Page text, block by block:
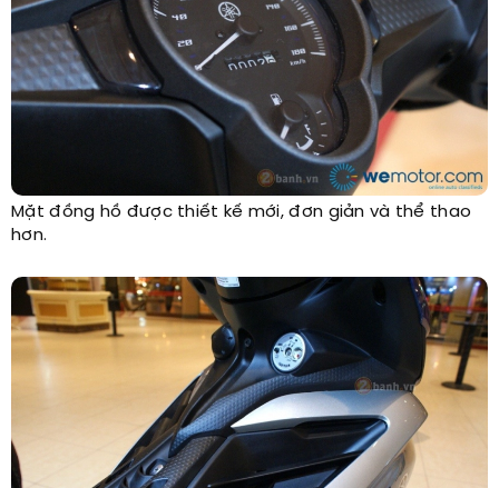
Mặt đồng hồ được thiết kế mới, đơn giản và thể thao
hơn.